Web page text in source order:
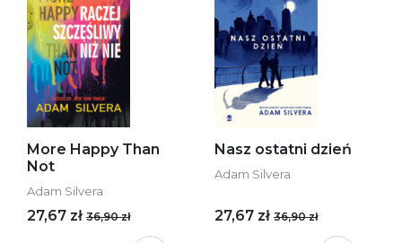
More Happy Than
Not
Adam Silvera
27,67 zł 36,90 zł
Nasz ostatni dzień
Adam Silvera
27,67 zł 36,90 zł